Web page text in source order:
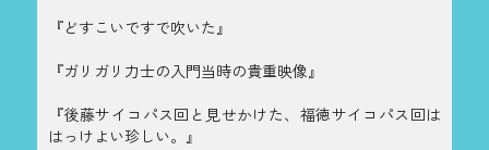
『どすこいですで吹いた』
『ガリガリ力士の入門当時の貴重映像』
『後藤サイコパス回と見せかけた、福徳サイコパス回は
はっけよい珍しい。』